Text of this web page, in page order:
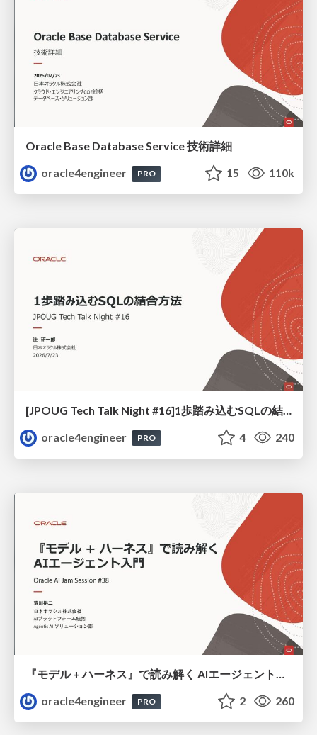
Oracle Base Database Service 技術詳細
oracle4engineer
PRO 15 110k
[JPOUG Tech Talk Night #16]1歩踏み込むSQLの結合方法
oracle4engineer
PRO 4 240
『モデル + ハーネス』で読み解く AIエージェント入門
oracle4engineer
PRO 2 260